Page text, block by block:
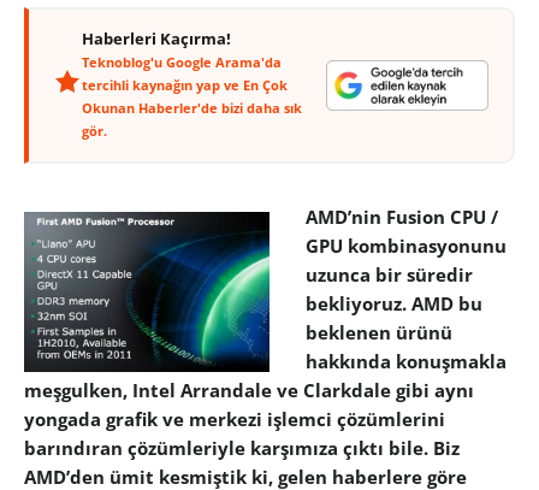
Haberleri Kaçırma!
Teknoblog'u Google Arama'da
tercihli kaynağın yap ve En Çok
Okunan Haberler'de bizi daha sık
gör.
AMD’nin Fusion CPU /
GPU kombinasyonunu
uzunca bir süredir
bekliyoruz. AMD bu
beklenen ürünü
hakkında konuşmakla
meşgulken, Intel Arrandale ve Clarkdale gibi aynı
yongada grafik ve merkezi işlemci çözümlerini
barındıran çözümleriyle karşımıza çıktı bile. Biz
AMD’den ümit kesmiştik ki, gelen haberlere göre